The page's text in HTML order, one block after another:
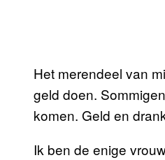
Het merendeel van
geld doen.
komen. Geld en
Ik ben de enige